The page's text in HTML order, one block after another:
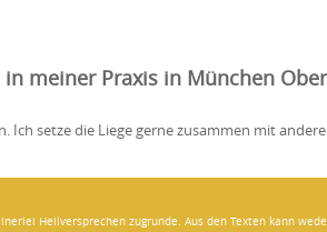
meiner Praxis in München
Ich setze die Liege gerne zusammen mit
Heilversprechen zugrunde. Aus den Texten kann